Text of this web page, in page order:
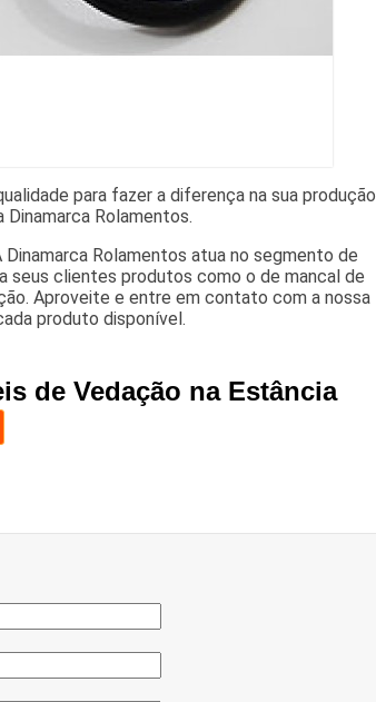
para fazer a diferença na sua produção
Rolamentos.
Rolamentos atua no segmento de
seus clientes produtos como o de mancal de
Aproveite e entre em contato com a nossa
produto disponível.
de Vedação na Estância